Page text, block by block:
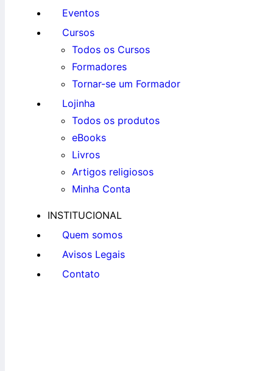
Eventos
Cursos
Todos os Cursos
Formadores
Tornar-se um Formador
Lojinha
Todos os produtos
eBooks
Livros
Artigos religiosos
Minha Conta
INSTITUCIONAL
Quem somos
Avisos Legais
Contato